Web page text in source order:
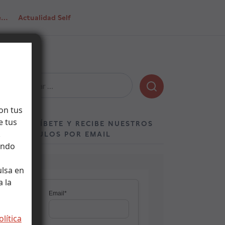
tus
tus
en
la
Actualidad Self
SUSCRÍBETE Y RECIBE NUESTROS
ARTÍCULOS POR EMAIL